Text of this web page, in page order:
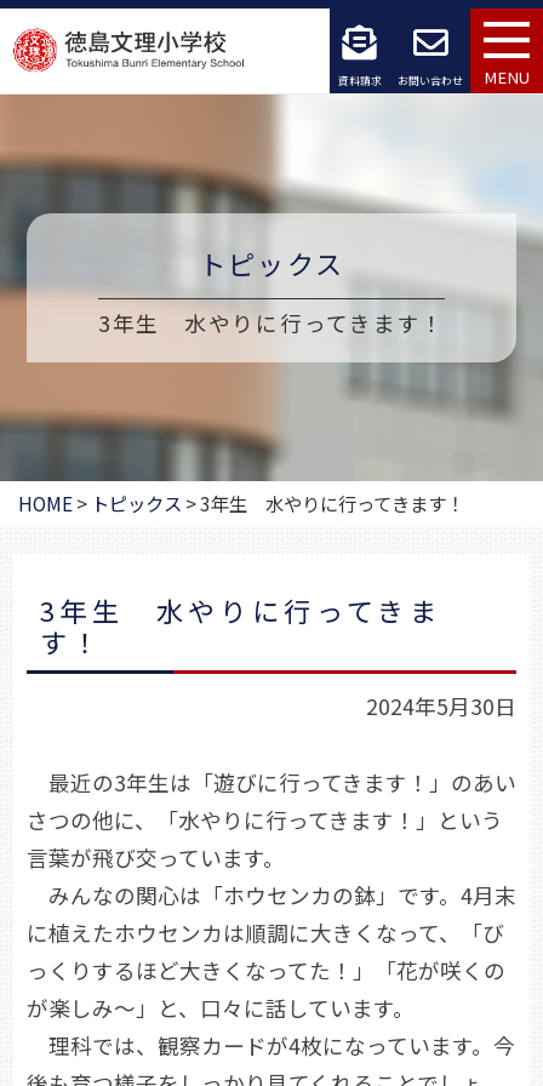
コ
ン
ン
ツ
ス
資料請求 お問い合わせ MENU
トピックス
3年生 水やりに行ってきます！
HOME> トピックス >3年生 水やりに行ってきます！
3年生 水やりに行ってきま
す！
2024年5月30日
最近の3年生は「遊びに行ってきます！」のあい
さつの他に、「水やりに行ってきます！」という
言葉が飛び交っています。
みんなの関心は「ホウセンカの鉢」です。4月末
に植えたホウセンカは順調に大きくなって、「び
っくりするほど大きくなってた！」「花が咲くの
が楽しみ～」と、口々に話しています。
理科では、観察カードが4枚になっています。今